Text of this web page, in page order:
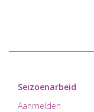
Seizoenarbeid
Aanmelden